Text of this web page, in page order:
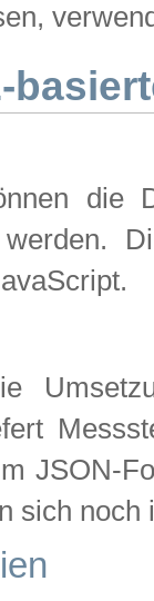
die
JSON-
sich noch